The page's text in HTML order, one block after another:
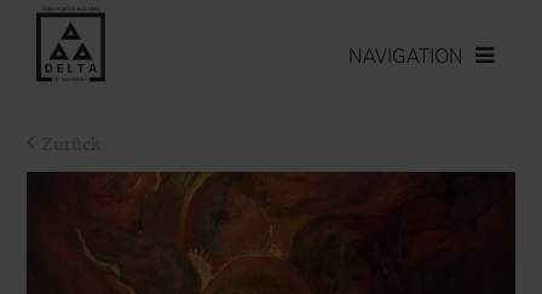
NAVIGATION